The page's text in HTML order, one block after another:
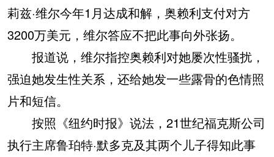
莉兹·维尔今年1月达成和解，奥赖利支付对方
3200万美元，维尔答应不把此事向外张扬。
报道说，维尔指控奥赖利对她屡次性骚扰，
强迫她发生性关系，还给她发一些露骨的色情照
片和短信。
按照《纽约时报》说法，21世纪福克斯公司
执行主席鲁珀特·默多克及其两个儿子得知此事